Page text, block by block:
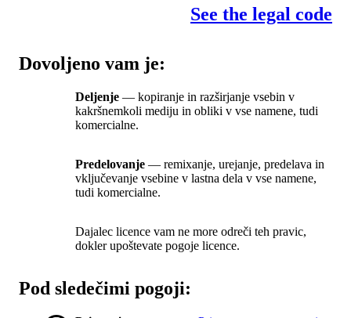
See the legal code
Dovoljeno vam je:
Deljenje — kopiranje in razširjanje vsebin v
kakršnemkoli mediju in obliki v vse namene, tudi
komercialne.
Predelovanje — remixanje, urejanje, predelava in
vključevanje vsebine v lastna dela v vse namene,
tudi komercialne.
Dajalec licence vam ne more odreči teh pravic,
dokler upoštevate pogoje licence.
Pod sledečimi pogoji: